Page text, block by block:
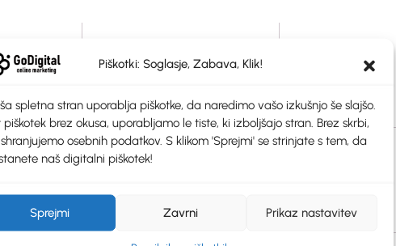
Piškotki: Soglasje, Zabava, Klik!
spletna stran uporablja piškotke, da naredimo vašo izkušnjo še slajšo.
piškotek brez okusa, uporabljamo le tiste, ki izboljšajo stran. Brez skrbi,
osebnih podatkov. S klikom 'Sprejmi' se strinjate s tem, da
naš digitalni piškotek!
Sprejmi Zavrni Prikaz nastavitev